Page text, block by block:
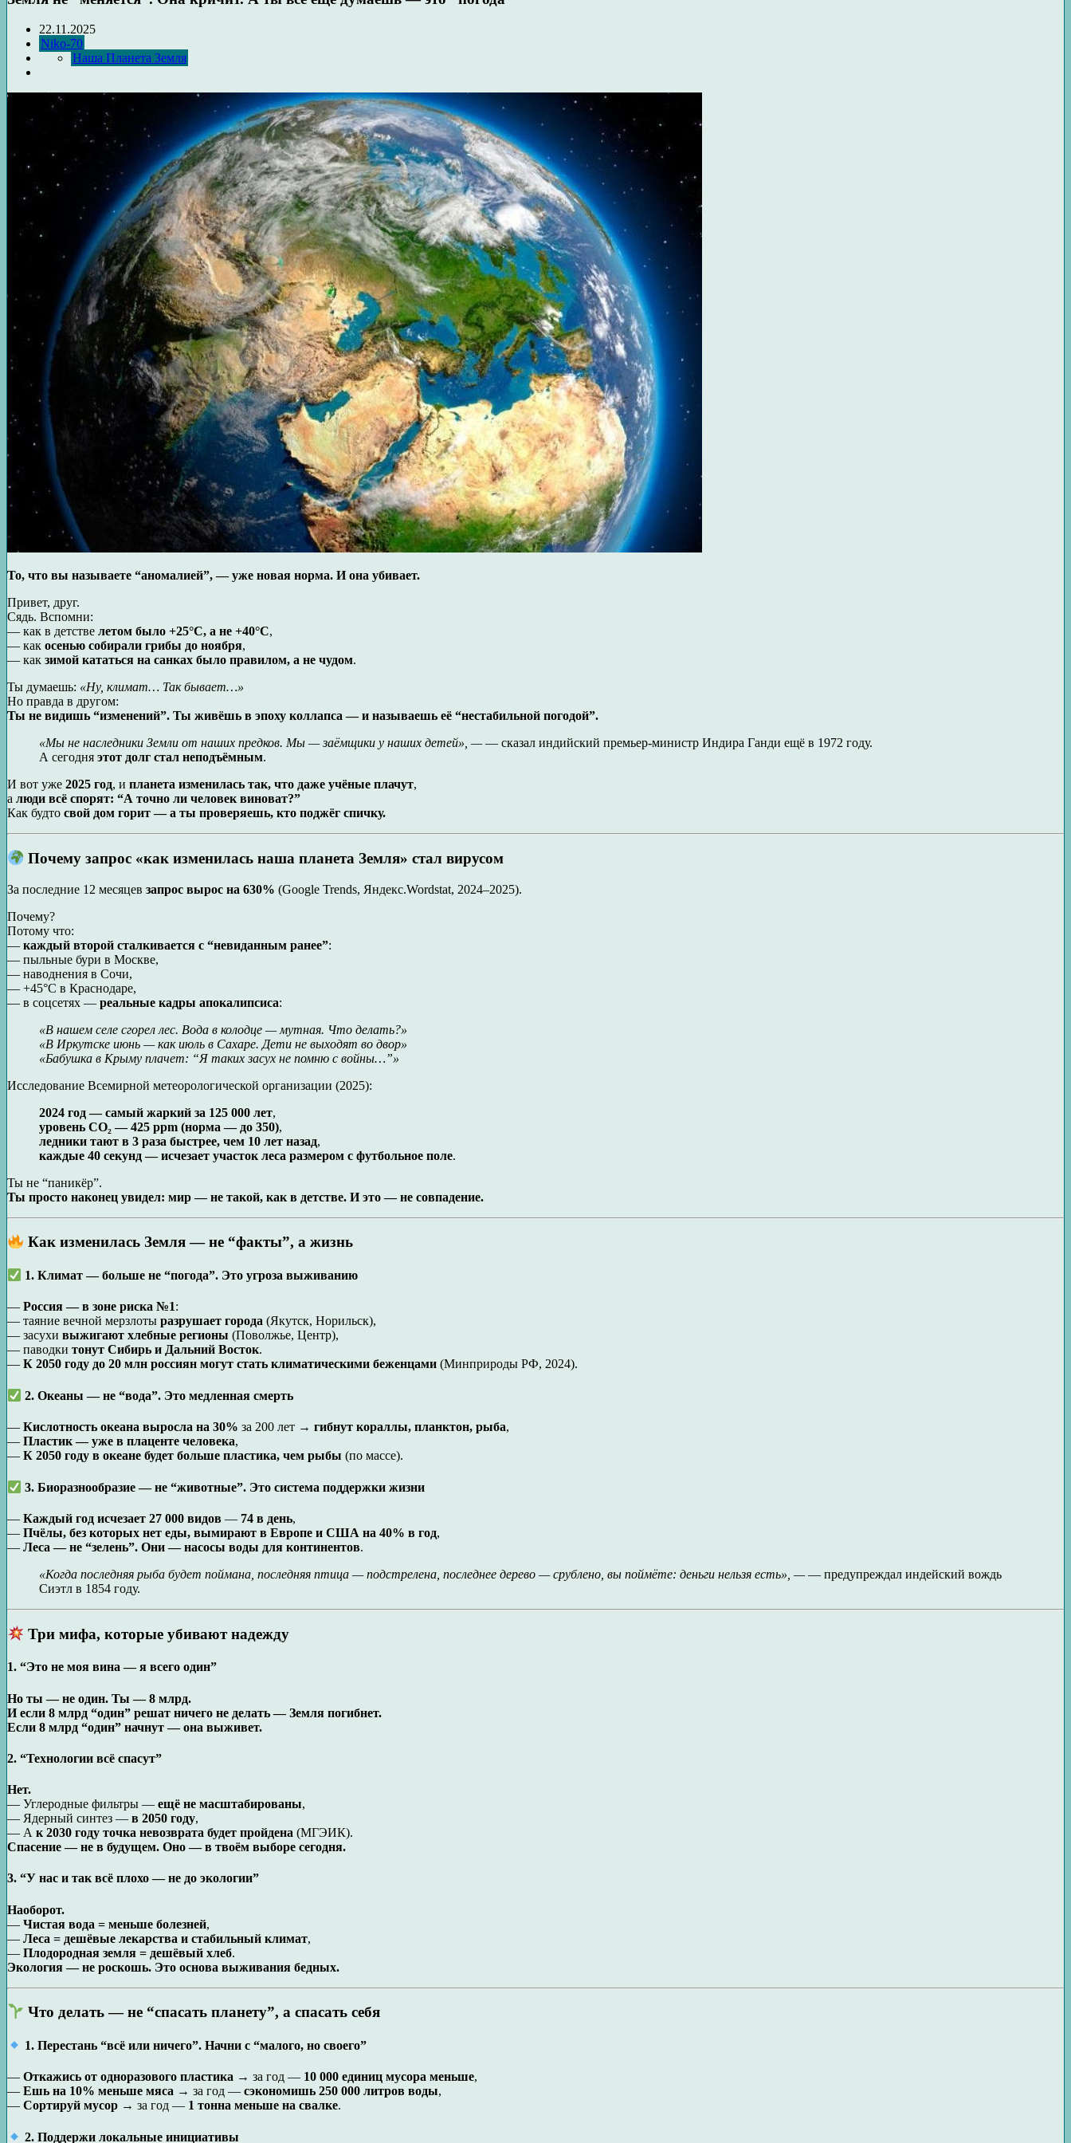
22.11.2025
Niko-70
Наша Планета Земля
То, что вы называете “аномалией”, — уже новая норма. И она убивает.
Привет, друг.
Сядь. Вспомни:
— как в детстве летом было +25°C, а не +40°C,
— как осенью собирали грибы до ноября,
— как зимой кататься на санках было правилом, а не чудом.
Ты думаешь: «Ну, климат… Так бывает…»
Но правда в другом:
Ты не видишь “изменений”. Ты живёшь в эпоху коллапса — и называешь её “нестабильной погодой”.
«Мы не наследники Земли от наших предков. Мы — заёмщики у наших детей», —— сказал индийский премьер-министр Индира Ганди ещё в 1972 году.
А сегодня этот долг стал неподъёмным.
И вот уже 2025 год, и планета изменилась так, что даже учёные плачут,
а люди всё спорят: “А точно ли человек виноват?”
Как будто свой дом горит — а ты проверяешь, кто поджёг спичку.
Почему запрос «как изменилась наша планета Земля» стал вирусом
За последние 12 месяцев запрос вырос на 630% (Google Trends, Яндекс.Wordstat, 2024–2025).
Почему?
Потому что:
— каждый второй сталкивается с “невиданным ранее”:
— пыльные бури в Москве,
— наводнения в Сочи,
— +45°C в Краснодаре,
— в соцсетях — реальные кадры апокалипсиса:
«В нашем селе сгорел лес. Вода в колодце — мутная. Что делать?»
«В Иркутске июнь — как июль в Сахаре. Дети не выходят во двор»
«Бабушка в Крыму плачет: “Я таких засух не помню с войны…”»
Исследование Всемирной метеорологической организации (2025):
2024 год — самый жаркий за 125 000 лет,
уровень CO₂ — 425 ppm (норма — до 350),
ледники тают в 3 раза быстрее, чем 10 лет назад,
каждые 40 секунд — исчезает участок леса размером с футбольное поле.
Ты не “паникёр”.
Ты просто наконец увидел: мир — не такой, как в детстве. И это — не совпадение.
Как изменилась Земля — не “факты”, а жизнь
1. Климат — больше не “погода”. Это угроза выживанию
— Россия — в зоне риска №1:
— таяние вечной мерзлоты разрушает города (Якутск, Норильск),
— засухи выжигают хлебные регионы (Поволжье, Центр),
— паводки тонут Сибирь и Дальний Восток.
— К 2050 году до 20 млн россиян могут стать климатическими беженцами (Минприроды РФ, 2024).
2. Океаны — не “вода”. Это медленная смерть
— Кислотность океана выросла на 30% за 200 лет → гибнут кораллы, планктон, рыба,
— Пластик — уже в плаценте человека,
— К 2050 году в океане будет больше пластика, чем рыбы (по массе).
3. Биоразнообразие — не “животные”. Это система поддержки жизни
— Каждый год исчезает 27 000 видов — 74 в день,
— Пчёлы, без которых нет еды, вымирают в Европе и США на 40% в год,
— Леса — не “зелень”. Они — насосы воды для континентов.
«Когда последняя рыба будет поймана, последняя птица — подстрелена, последнее дерево — срублено, вы поймёте: деньги нельзя есть», —— предупреждал индейский вождь
Сиэтл в 1854 году.
Три мифа, которые убивают надежду
1. “Это не моя вина — я всего один”
Но ты — не один. Ты — 8 млрд.
И если 8 млрд “один” решат ничего не делать — Земля погибнет.
Если 8 млрд “один” начнут — она выживет.
2. “Технологии всё спасут”
Нет.
— Углеродные фильтры — ещё не масштабированы,
— Ядерный синтез — в 2050 году,
— А к 2030 году точка невозврата будет пройдена (МГЭИК).
Спасение — не в будущем. Оно — в твоём выборе сегодня.
3. “У нас и так всё плохо — не до экологии”
Наоборот.
— Чистая вода = меньше болезней,
— Леса = дешёвые лекарства и стабильный климат,
— Плодородная земля = дешёвый хлеб.
Экология — не роскошь. Это основа выживания бедных.
Что делать — не “спасать планету”, а спасать себя
1. Перестань “всё или ничего”. Начни с “малого, но своего”
— Откажись от одноразового пластика → за год — 10 000 единиц мусора меньше,
— Ешь на 10% меньше мяса → за год — сэкономишь 250 000 литров воды,
— Сортируй мусор → за год — 1 тонна меньше на свалке.
2. Поддержи локальные инициативы